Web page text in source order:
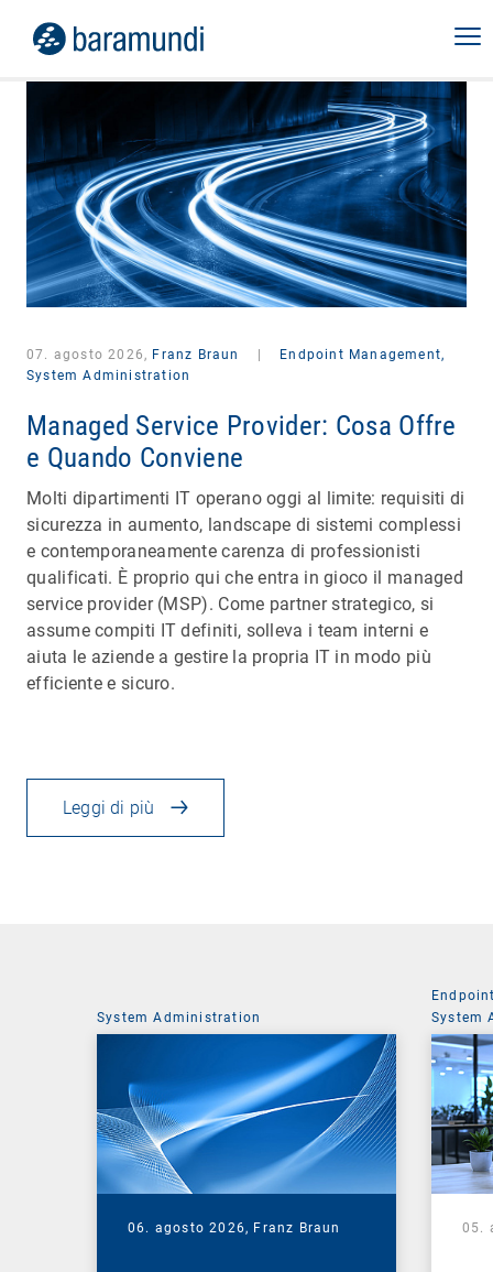
07. agosto 2026, Franz Braun
Endpoint Management,
System Administration
Managed Service Provider: Cosa Offre
e Quando Conviene
Molti dipartimenti IT operano oggi al limite: requisiti di
sicurezza in aumento, landscape di sistemi complessi
e contemporaneamente carenza di professionisti
qualificati. È proprio qui che entra in gioco il managed
service provider (MSP). Come partner strategico, si
assume compiti IT definiti, solleva i team interni e
aiuta le aziende a gestire la propria IT in modo più
efficiente e sicuro.
Leggi di più
System Administration
06. agosto 2026, Franz Braun
System
05.